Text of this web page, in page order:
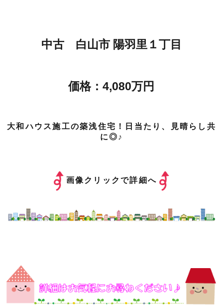
中古 白山市 陽羽里１丁目
価格：4,080万円
大和ハウス施工の築浅住宅！日当たり、見晴らし共
に◎♪
画像クリックで詳細へ